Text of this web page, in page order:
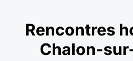
Rencontres
Chalon-